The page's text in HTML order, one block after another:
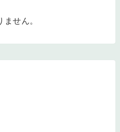
せん。